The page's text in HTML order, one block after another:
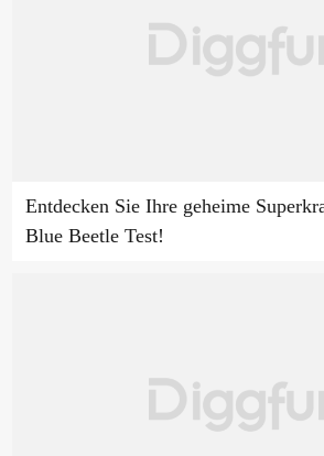
Entdecken Sie Ihre geheime
Blue Beetle Test!